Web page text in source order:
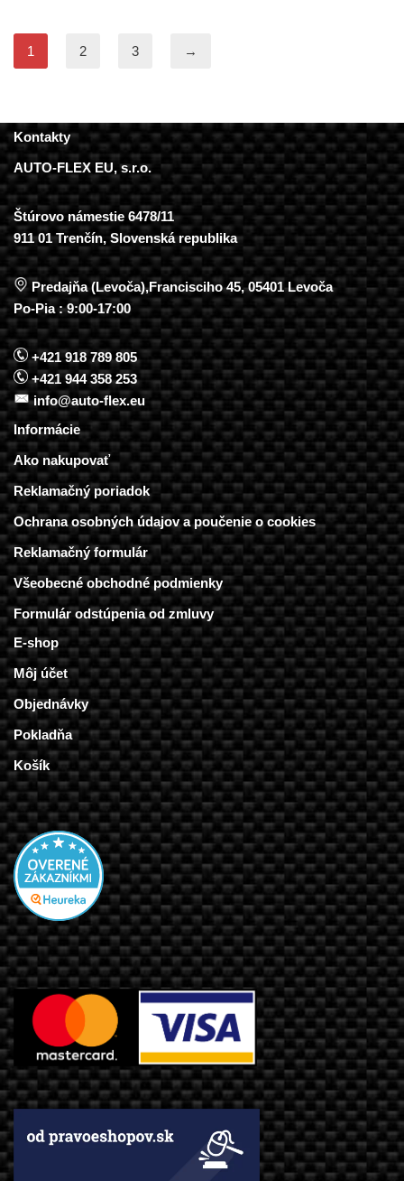
1 2 3 →
Kontakty
AUTO-FLEX EU, s.r.o.
Štúrovo námestie 6478/11
911 01 Trenčín, Slovenská republika
Predajňa (Levoča),Francisciho 45, 05401 Levoča
Po-Pia : 9:00-17:00
+421 918 789 805
+421 944 358 253
info@auto-flex.eu
Informácie
Ako nakupovať
Reklamačný poriadok
Ochrana osobných údajov a poučenie o cookies
Reklamačný formulár
Všeobecné obchodné podmienky
Formulár odstúpenia od zmluvy
E-shop
Môj účet
Objednávky
Pokladňa
Košík